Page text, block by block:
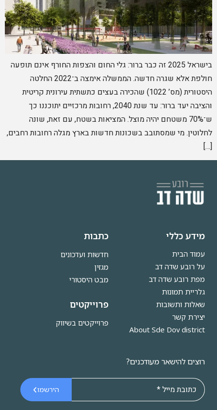
בישראל 2025 זה כבר ברור: גלי החום והצפות החורף אינם תופעה
חולפת אלא שגרה חדשה. הממשלה אימצה ב־2022 החלטה
היסטורית (מס’ 1022) שהכירה בעצים כתשתית עירונית קריטית
והציבה יעד ברור: עד שנת 2040, רחובות מרכזיים יתוכננו כך
ש־70% משטחם יהיה מוצל. המציאות בשטח, עם זאת, שונה
לחלוטין. מי שמסתובב בשכונות חדשות בארץ מגלה רחובות רחבים,
[…]
מידע כללי
עמוד הבית
על רובע שדה דב
מפת רובע שדה דב
גלריית תמונות
שאלות ותשובות
יצירת קשר
About Sde Dov district
כתבות
חדשות ועדכונים
מגזין
מבט היסטורי
פרוייקטים
פרוייקטים בשיווק
רוצים להישאר מעודכנים?
הירשמו